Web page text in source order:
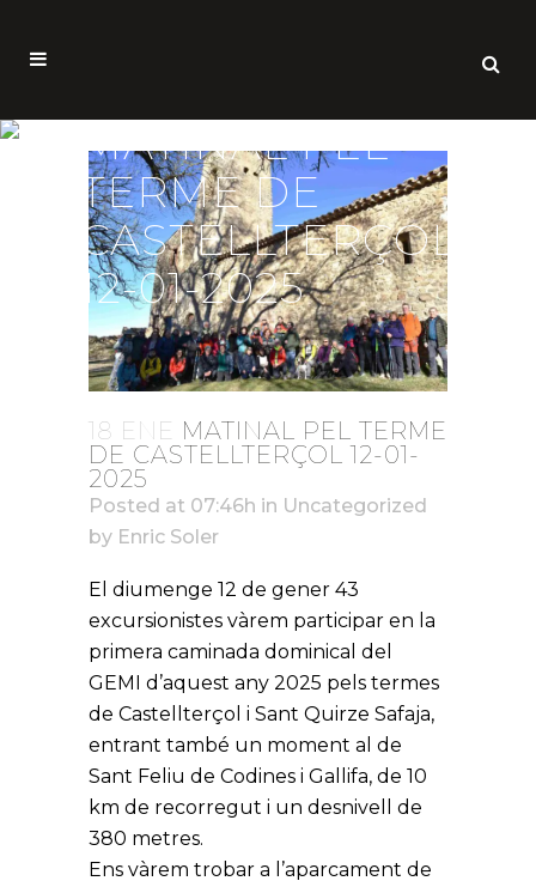
MATINAL PEL
TERME DE
CASTELLTERÇOL
12-01-2025
18 ENE MATINAL PEL TERME
DE CASTELLTERÇOL 12-01-
2025
Posted at 07:46h in Uncategorized
by Enric Soler
El diumenge 12 de gener 43
excursionistes vàrem participar en la
primera caminada dominical del
GEMI d’aquest any 2025 pels termes
de Castellterçol i Sant Quirze Safaja,
entrant també un moment al de
Sant Feliu de Codines i Gallifa, de 10
km de recorregut i un desnivell de
380 metres.
Ens vàrem trobar a l’aparcament de